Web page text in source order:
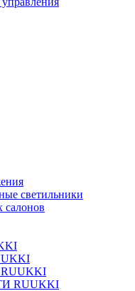
светильники
RUUKKI